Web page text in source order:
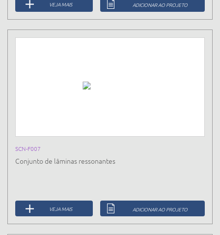
VEJA MAIS ADICIONAR AO PROJETO
SCN-F007
Conjunto de lâminas ressonantes
VEJA MAIS ADICIONAR AO PROJETO